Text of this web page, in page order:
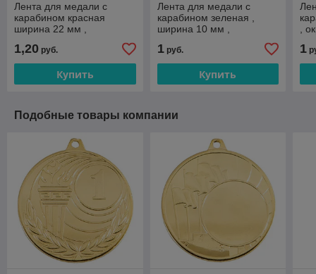
Лента для медали с
карабином красная
ширина 22 мм ,
артикул L08
1,20 руб.
Купить
Лента для медали с
карабином зеленая ,
ширина 10 мм ,
артикул L10
1руб.
Купить
,
1
Подобные товары компании